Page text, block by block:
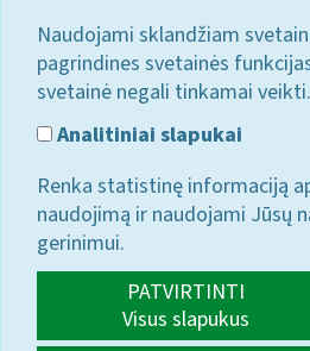
Naudojami sklandžiam
pagrindines svetainės
svetainė negali tinkamai veikti.
Analitiniai slapukai
Renka statistinę informaciją
naudojimą ir naudojami Jūsų
gerinimui.
PATVIRTINTI
Visus slapukus